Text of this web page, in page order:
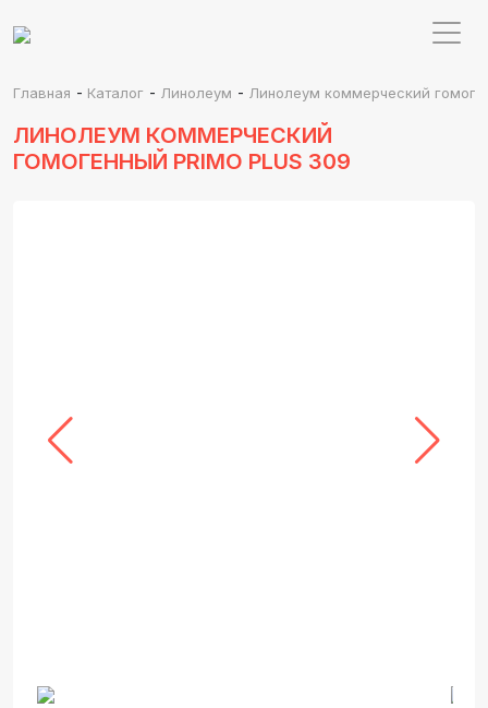
Главная - Каталог - Линолеум - Линолеум коммерческий
ЛИНОЛЕУМ КОММЕРЧЕСКИЙ
ГОМОГЕННЫЙ PRIMO PLUS 309